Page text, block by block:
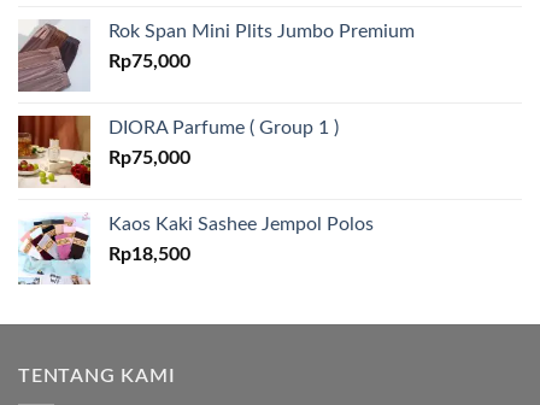
Rok Span Mini Plits Jumbo Premium
Rp75,000
DIORA Parfume ( Group 1 )
Rp75,000
Kaos Kaki Sashee Jempol Polos
Rp18,500
TENTANG KAMI